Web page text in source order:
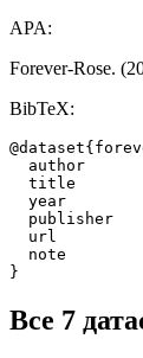
APA:
Forever-Rose.
BibTeX:
author
title
year
publisher
url
note
}
Все 7